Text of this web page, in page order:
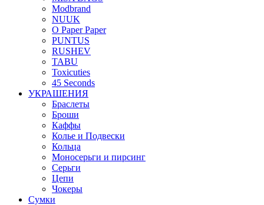
Modbrand
NUUK
O Paper Paper
PUNTUS
RUSHEV
TABU
Toxicuties
45 Seconds
УКРАШЕНИЯ
Браслеты
Броши
Каффы
Колье и Подвески
Кольца
Моносерьги и пирсинг
Серьги
Цепи
Чокеры
Сумки